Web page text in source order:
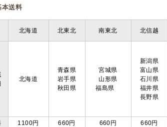
基本送料
北海道 北東北 南東北 北信越
北海道
青森県
岩手県
秋田県
宮城県
山形県
福島県
新潟県
富山県
石川県
福井県
長野県
1100円 660円 660円 660円